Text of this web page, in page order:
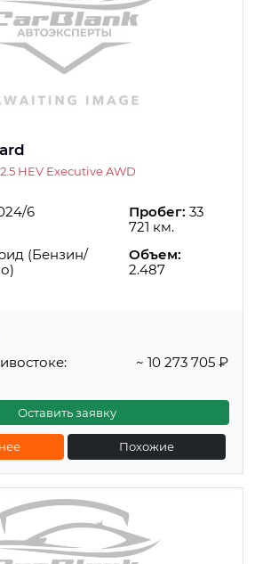
HEV Executive AWD
6 Пробег: 33
721 км.
(Бензин/
Объем:
2.487
~ 10 273 705 ₽
Оставить заявку
Похожие